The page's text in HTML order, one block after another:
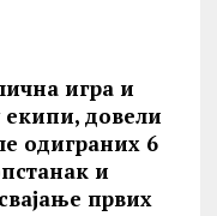
игра и
довели
одиграних 6
и
првих